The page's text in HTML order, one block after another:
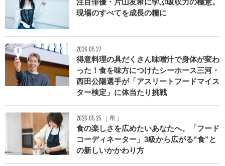
注目俳優・片山友希に学ぶ吸収力の極意。
現場のすべてを成長の糧に
2026.05.27
得意料理の具だくさん味噌汁で身体が変わ
った！食を味方につけたシーホース三河・
西田公陽選手が「アスリートフードマイス
ター検定」に体当たり挑戦
2026.05.25 ［ PR ］
食の楽しさを広めたいあなたへ。「フード
コーディネーター」3級から広がる“食”と
の新しいかかわり方